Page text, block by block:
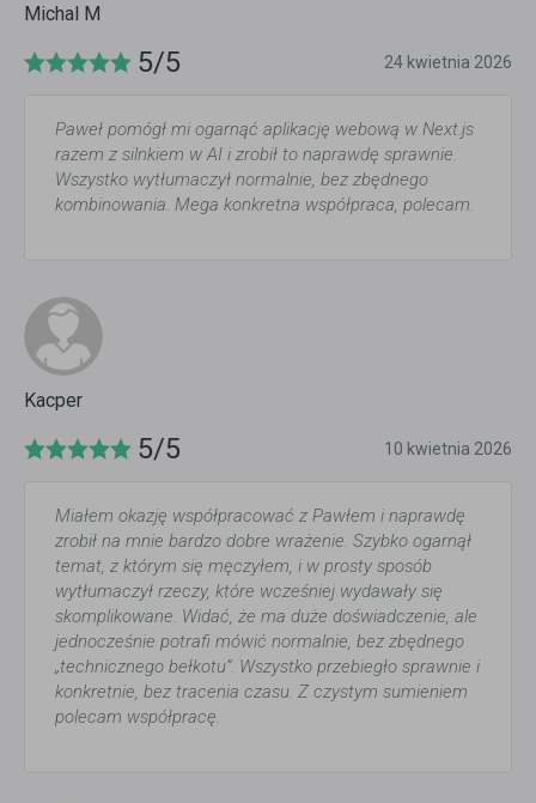
Michal M
5/5 24 kwietnia 2026
Paweł pomógł mi ogarnąć aplikację webową w Next.js
razem z silnkiem w AI i zrobił to naprawdę sprawnie.
Wszystko wytłumaczył normalnie, bez zbędnego
kombinowania. Mega konkretna współpraca, polecam.
Kacper
5/5 10 kwietnia 2026
Miałem okazję współpracować z Pawłem i naprawdę
zrobił na mnie bardzo dobre wrażenie. Szybko ogarnął
temat, z którym się męczyłem, i w prosty sposób
wytłumaczył rzeczy, które wcześniej wydawały się
skomplikowane. Widać, że ma duże doświadczenie, ale
jednocześnie potrafi mówić normalnie, bez zbędnego
„technicznego bełkotu”. Wszystko przebiegło sprawnie i
konkretnie, bez tracenia czasu. Z czystym sumieniem
polecam współpracę.